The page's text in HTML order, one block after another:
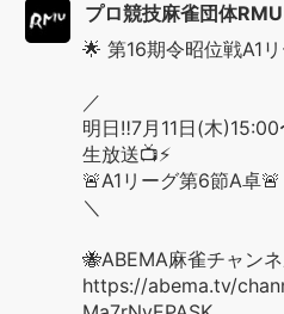
プロ競技麻雀団体RMU
🌟 第16期令昭位戦A1
／
明日‼️7月11日(木)15:00
生放送📺⚡️
🚨A1リーグ第6節A卓🚨
＼
🐝ABEMA麻雀チャン
https://abema.tv/